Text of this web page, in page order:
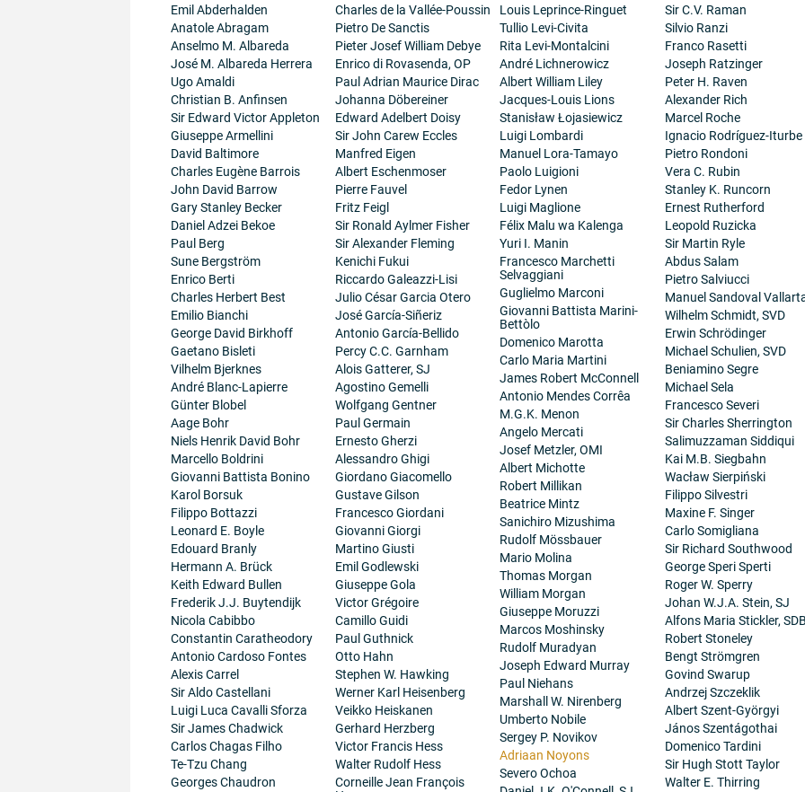
Emil Abderhalden
Anatole Abragam
Anselmo M. Albareda
José M. Albareda Herrera
Ugo Amaldi
Christian B. Anfinsen
Sir Edward Victor Appleton
Giuseppe Armellini
David Baltimore
Charles Eugène Barrois
John David Barrow
Gary Stanley Becker
Daniel Adzei Bekoe
Paul Berg
Sune Bergström
Enrico Berti
Charles Herbert Best
Emilio Bianchi
George David Birkhoff
Gaetano Bisleti
Vilhelm Bjerknes
André Blanc-Lapierre
Günter Blobel
Aage Bohr
Niels Henrik David Bohr
Marcello Boldrini
Giovanni Battista Bonino
Karol Borsuk
Filippo Bottazzi
Leonard E. Boyle
Edouard Branly
Hermann A. Brück
Keith Edward Bullen
Frederik J.J. Buytendijk
Nicola Cabibbo
Constantin Caratheodory
Antonio Cardoso Fontes
Alexis Carrel
Sir Aldo Castellani
Luigi Luca Cavalli Sforza
Sir James Chadwick
Carlos Chagas Filho
Te-Tzu Chang
Georges Chaudron
Charles de la Vallée-Poussin
Pietro De Sanctis
Pieter Josef William Debye
Enrico di Rovasenda, OP
Paul Adrian Maurice Dirac
Johanna Döbereiner
Edward Adelbert Doisy
Sir John Carew Eccles
Manfred Eigen
Albert Eschenmoser
Pierre Fauvel
Fritz Feigl
Sir Ronald Aylmer Fisher
Sir Alexander Fleming
Kenichi Fukui
Riccardo Galeazzi-Lisi
Julio César Garcia Otero
José García-Siñeriz
Antonio García-Bellido
Percy C.C. Garnham
Alois Gatterer, SJ
Agostino Gemelli
Wolfgang Gentner
Paul Germain
Ernesto Gherzi
Alessandro Ghigi
Giordano Giacomello
Gustave Gilson
Francesco Giordani
Giovanni Giorgi
Martino Giusti
Emil Godlewski
Giuseppe Gola
Victor Grégoire
Camillo Guidi
Paul Guthnick
Otto Hahn
Stephen W. Hawking
Werner Karl Heisenberg
Veikko Heiskanen
Gerhard Herzberg
Victor Francis Hess
Walter Rudolf Hess
Corneille Jean François
Louis Leprince-Ringuet
Tullio Levi-Civita
Rita Levi-Montalcini
André Lichnerowicz
Albert William Liley
Jacques-Louis Lions
Stanisław Łojasiewicz
Luigi Lombardi
Manuel Lora-Tamayo
Paolo Luigioni
Fedor Lynen
Luigi Maglione
Félix Malu wa Kalenga
Yuri I. Manin
Francesco Marchetti
Selvaggiani
Guglielmo Marconi
Giovanni Battista Marini-
Bettòlo
Domenico Marotta
Carlo Maria Martini
James Robert McConnell
Antonio Mendes Corrêa
M.G.K. Menon
Angelo Mercati
Josef Metzler, OMI
Albert Michotte
Robert Millikan
Beatrice Mintz
Sanichiro Mizushima
Rudolf Mössbauer
Mario Molina
Thomas Morgan
William Morgan
Giuseppe Moruzzi
Marcos Moshinsky
Rudolf Muradyan
Joseph Edward Murray
Paul Niehans
Marshall W. Nirenberg
Umberto Nobile
Sergey P. Novikov
Adriaan Noyons
Severo Ochoa
Sir C.V. Raman
Silvio Ranzi
Franco Rasetti
Joseph Ratzinger
Peter H. Raven
Alexander Rich
Marcel Roche
Ignacio Rodríguez-Iturbe
Pietro Rondoni
Vera C. Rubin
Stanley K. Runcorn
Ernest Rutherford
Leopold Ruzicka
Sir Martin Ryle
Abdus Salam
Pietro Salviucci
Manuel Sandoval
Wilhelm Schmidt, SVD
Erwin Schrödinger
Michael Schulien, SVD
Beniamino Segre
Michael Sela
Francesco Severi
Sir Charles Sherrington
Salimuzzaman Siddiqui
Kai M.B. Siegbahn
Wacław Sierpiński
Filippo Silvestri
Maxine F. Singer
Carlo Somigliana
Sir Richard Southwood
George Speri Sperti
Roger W. Sperry
Johan W.J.A. Stein, SJ
Alfons Maria Stickler,
Robert Stoneley
Bengt Strömgren
Govind Swarup
Andrzej Szczeklik
Albert Szent-Györgyi
János Szentágothai
Domenico Tardini
Sir Hugh Stott Taylor
Walter E. Thirring